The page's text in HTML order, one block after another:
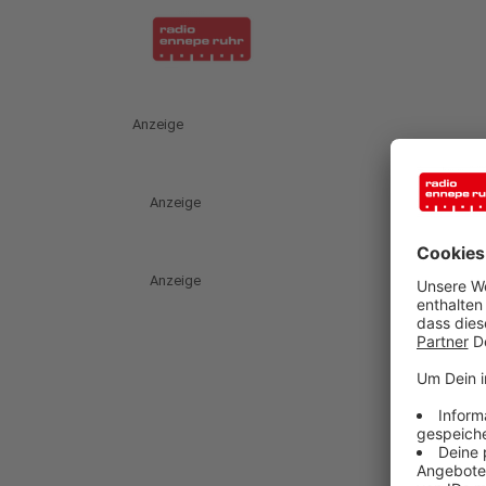
Anzeige
Anzeige
Anzeige